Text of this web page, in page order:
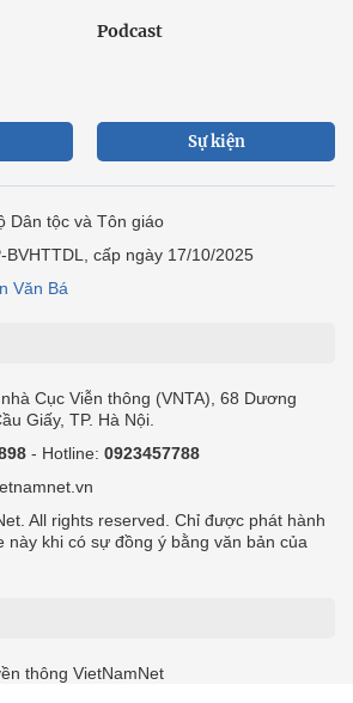
Podcast
Sự kiện
Dân tộc và Tôn giáo
BVHTTDL, cấp ngày 17/10/2025
Văn Bá
Cục Viễn thông (VNTA), 68 Dương
Giấy, TP. Hà Nội.
- Hotline: 0923457788
All rights reserved. Chỉ được phát hành
này khi có sự đồng ý bằng văn bản của
thông VietNamNet